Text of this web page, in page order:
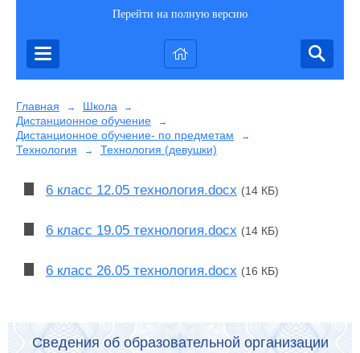
Перейти на полную версию
Главная → Школа →
Дистанционное обучение →
Дистанционное обучение- по предметам →
Технология → Технология (девушки)
6 класс 12.05 технология.docx (14 КБ)
6 класс 19.05 технология.docx (14 КБ)
6 класс 26.05 технология.docx (16 КБ)
Сведения об образовательной организации